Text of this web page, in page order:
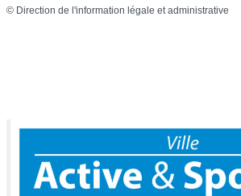
© Direction de l'information légale et administrative